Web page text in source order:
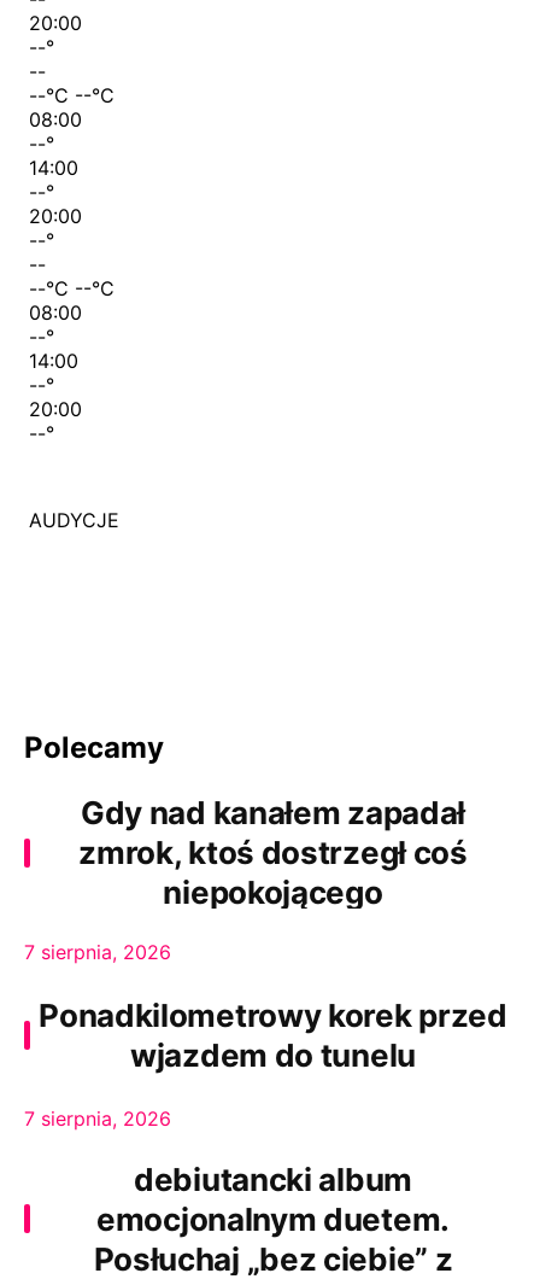
20:00
--°
--
--°C --°C
08:00
--°
14:00
--°
20:00
--°
--
--°C --°C
08:00
--°
14:00
--°
20:00
--°
AUDYCJE
Polecamy
Gdy nad kanałem zapadał
zmrok, ktoś dostrzegł coś
niepokojącego
7 sierpnia, 2026
Ponadkilometrowy korek przed
wjazdem do tunelu
7 sierpnia, 2026
Zofia Justyńska zapowiada
debiutancki album
emocjonalnym duetem.
Posłuchaj „bez ciebie” z